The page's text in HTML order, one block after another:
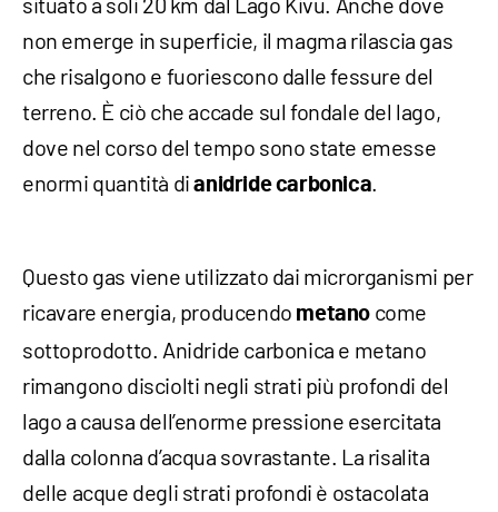
non emerge in superficie, il magma rilascia gas
che risalgono e fuoriescono dalle fessure del
terreno. È ciò che accade sul fondale del lago,
dove nel corso del tempo sono state emesse
enormi quantità dianidride carbonica.
Questo gas viene utilizzato dai microrganismi per
ricavare energia, producendo metano come
sottoprodotto. Anidride carbonica e metano
rimangono disciolti negli strati più profondi del
lago a causa dell’enorme pressione esercitata
dalla colonna d’acqua sovrastante. La risalita
delle acque degli strati profondi è ostacolata